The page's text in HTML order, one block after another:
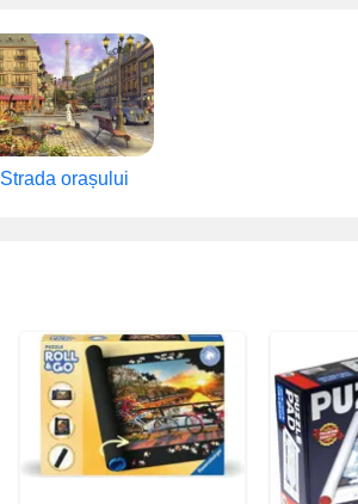
Strada orașului